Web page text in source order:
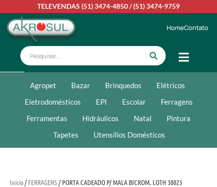
TELEVENDAS (51) 3474-4850/(51) 3474-9759
HomeContato
Agropet Bazar Brinquedos
Elétricos
Eletrodomésticos
EPI Escolar
Ferragens
Ferramentas
Hidráulicos Natal
Pintura
Tapetes
Utensílios Domésticos
Início/ FERRAGENS/ PORTA CADEADO P/ MALA BICROM. LOTH 30023